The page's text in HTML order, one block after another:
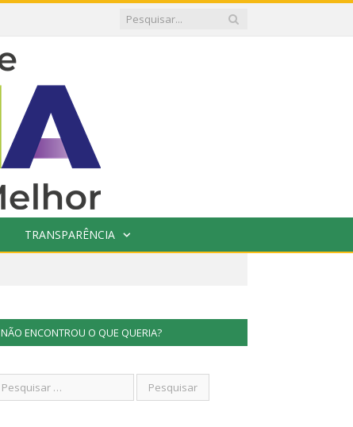
TRANSPARÊNCIA
NÃO ENCONTROU O QUE QUERIA?